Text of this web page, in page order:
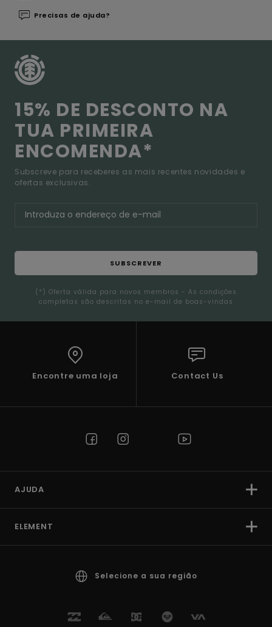
Precisas de ajuda?
15% DE DESCONTO NA
TUA PRIMEIRA
ENCOMENDA*
Subscreve para receberes as mais recentes novidades e
ofertas exclusivas.
SUBSCREVER
(*) Oferta válida para novos membros - As condições
completas são descritas no e-mail de boas-vindas
Encontre uma loja Contact Us
AJUDA
ELEMENT
Selecione a sua região